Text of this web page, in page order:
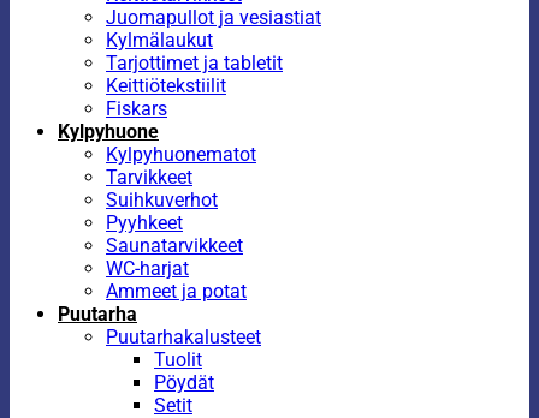
Juomapullot ja vesiastiat
Kylmälaukut
Tarjottimet ja tabletit
Keittiötekstiilit
Fiskars
Kylpyhuone
Kylpyhuonematot
Tarvikkeet
Suihkuverhot
Pyyhkeet
Saunatarvikkeet
WC-harjat
Ammeet ja potat
Puutarha
Puutarhakalusteet
Tuolit
Pöydät
Setit